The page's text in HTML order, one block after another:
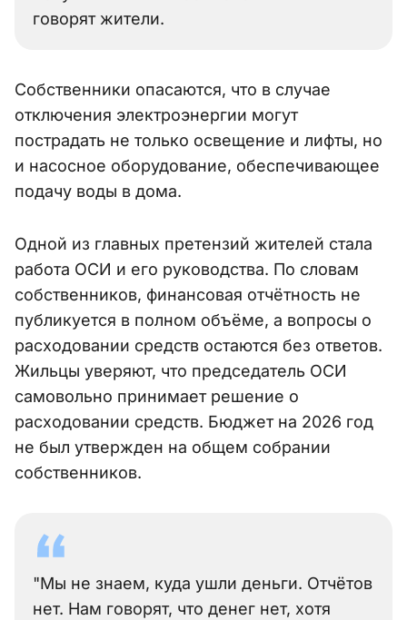
говорят жители.
Собственники опасаются, что в случае
отключения электроэнергии могут
пострадать не только освещение и лифты, но
и насосное оборудование, обеспечивающее
подачу воды в дома.
Одной из главных претензий жителей стала
работа ОСИ и его руководства. По словам
собственников, финансовая отчётность не
публикуется в полном объёме, а вопросы о
расходовании средств остаются без ответов.
Жильцы уверяют, что председатель ОСИ
самовольно принимает решение о
расходовании средств. Бюджет на 2026 год
не был утвержден на общем собрании
собственников.
"Мы не знаем, куда ушли деньги. Отчётов
нет. Нам говорят, что денег нет, хотя